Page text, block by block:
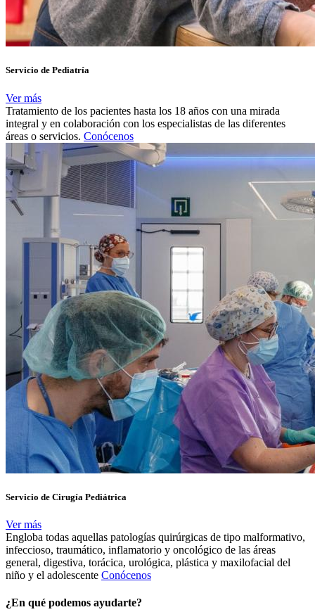
Servicio de Pediatría
Ver más
Tratamiento de los pacientes hasta los 18 años con una mirada
integral y en colaboración con los especialistas de las diferentes
áreas o servicios. Conócenos
Servicio de Cirugía Pediátrica
Ver más
Engloba todas aquellas patologías quirúrgicas de tipo malformativo,
infeccioso, traumático, inflamatorio y oncológico de las áreas
general, digestiva, torácica, urológica, plástica y maxilofacial del
niño y el adolescente Conócenos
¿En qué podemos ayudarte?